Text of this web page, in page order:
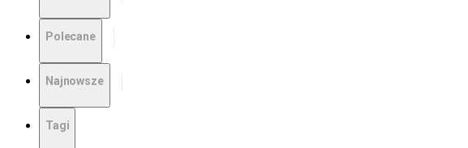
Polecane
Najnowsze
Tagi